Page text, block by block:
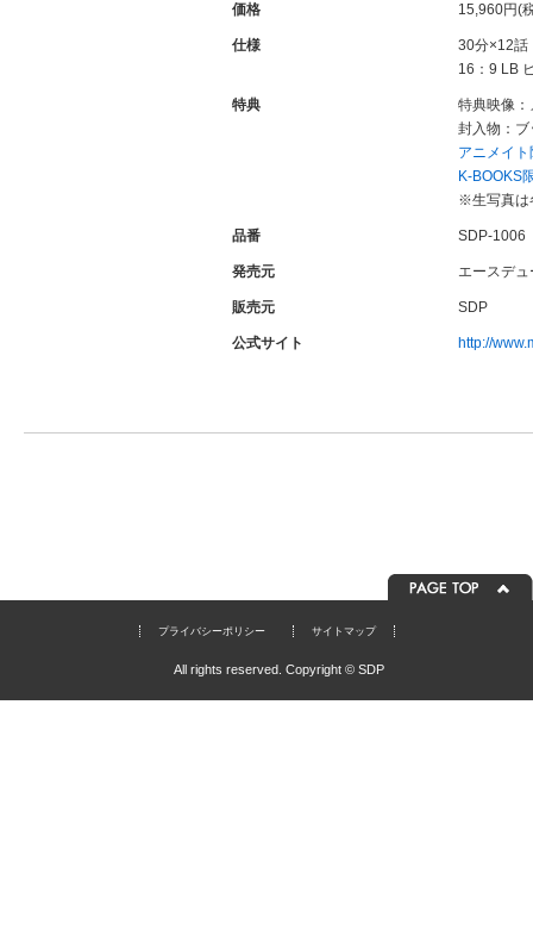
価格 15,960円(
仕様
30分×12話
16：9 LB
特典
特典映像
封入物：
アニメイ
※生写真は
品番 SDP-1006
発売元 エースデュ
販売元 SDP
公式サイト http://
プライバシーポリシー サイトマップ
All rights reserved. Copyright © SDP